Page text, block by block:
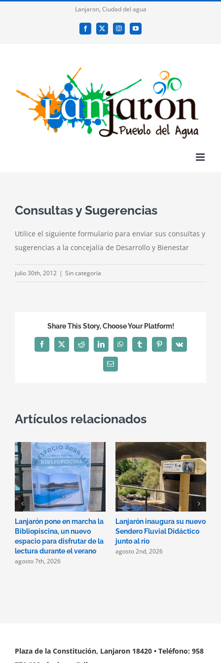
Lanjaron, Ciudad del agua
Facebook
X InstagramYouTube
Consultas y Sugerencias
Utilice el siguiente formulario para enviar sus consultas y
sugerencias a la concejalía de Desarrollo y Bienestar
julio 30th, 2012 | Sin categoría
Share This Story, Choose Your Platform!
Facebook
X Reddit LinkedInWhatsAppTumblrPinterest
Vk
Correo
electrónico
Artículos relacionados
Lanjarón pone en marcha la
Bibliopiscina, un nuevo
espacio para disfrutar de la
lectura durante el verano
agosto 7th, 2026
Lanjarón inaugura su nuevo
Sendero Fluvial Didáctico
junto al río
agosto 2nd, 2026
Plaza de la Constitución, Lanjaron 18420 • Teléfono: 958